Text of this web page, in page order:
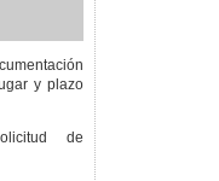
y plazo
de